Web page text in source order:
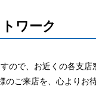
ワーク
ので、お近くの各支店
のご来店を、心よりお